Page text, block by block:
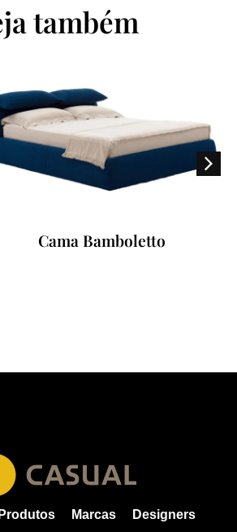
também
Cama Bamboletto
Produtos Marcas Designers